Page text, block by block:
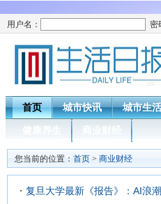
用户名： 密
首页 城市快讯 城市生活
健康养生 商业财经
您当前的位置： 首页 > 商业财经
复旦大学最新《报告》：AI浪